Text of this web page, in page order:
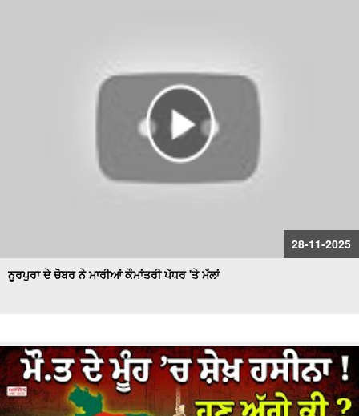
28-11-2025
ਨੂਰਪੁਰਾ ਦੇ ਚੋਬਰ ਨੇ ਮਾਰੀਆਂ ਕੌਮਾਂਤਰੀ ਪੱਧਰ 'ਤੇ ਮੱਲਾਂ